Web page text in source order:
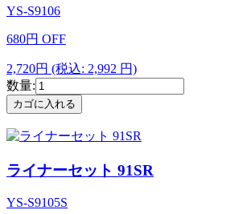
YS-S9106
680円 OFF
2,720円 (税込: 2,992 円)
数量:
ライナーセット 91SR
YS-S9105S